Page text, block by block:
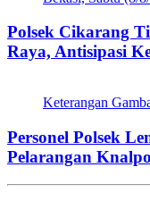
Polsek Cikarang
Raya, Antisipasi
Keterangan
Personel Polsek
Pelarangan